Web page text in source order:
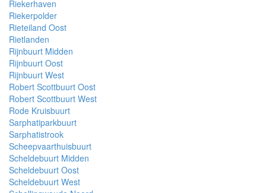
Riekerhaven
Riekerpolder
Rieteiland Oost
Rietlanden
Rijnbuurt Midden
Rijnbuurt Oost
Rijnbuurt West
Robert Scottbuurt Oost
Robert Scottbuurt West
Rode Kruisbuurt
Sarphatiparkbuurt
Sarphatistrook
Scheepvaarthuisbuurt
Scheldebuurt Midden
Scheldebuurt Oost
Scheldebuurt West